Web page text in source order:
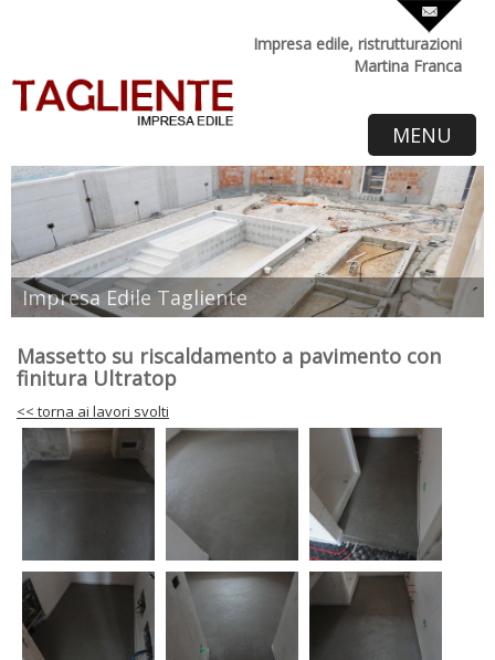
Impresa edile, ristrutturazioni
Martina Franca
MENU
Impresa Edile Tagliente
Massetto su riscaldamento a pavimento con
finitura Ultratop
<< torna ai lavori svolti